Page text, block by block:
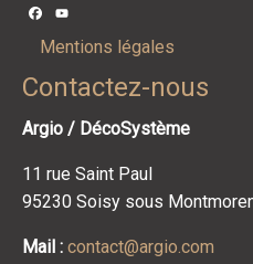
Facebook
Mentions légales
Contactez-nous
Argio / DécoSystème
11 rue Saint Paul
95230 Soisy sous
Mail : contact@argio.com